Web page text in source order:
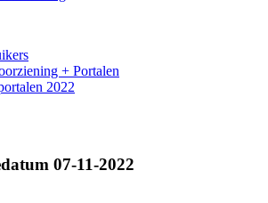
+ Portalen
2022
07-11-2022